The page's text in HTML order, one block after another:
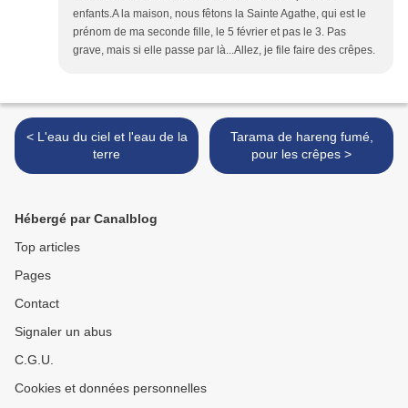
enfants.A la maison, nous fêtons la Sainte Agathe, qui est le
prénom de ma seconde fille, le 5 février et pas le 3. Pas
grave, mais si elle passe par là...Allez, je file faire des crêpes.
< L'eau du ciel et l'eau de la
terre
Tarama de hareng fumé,
pour les crêpes >
Hébergé par Canalblog
Top articles
Pages
Contact
Signaler un abus
C.G.U.
Cookies et données personnelles